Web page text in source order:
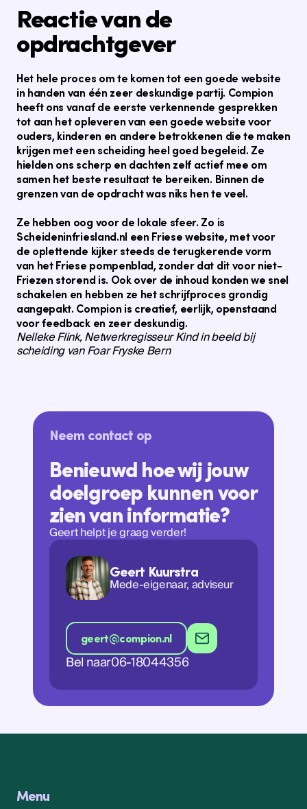
Reactie van de
opdrachtgever
Het hele proces om te komen tot een goede website
in handen van één zeer deskundige partij. Compion
heeft ons vanaf de eerste verkennende gesprekken
tot aan het opleveren van een goede website voor
ouders, kinderen en andere betrokkenen die te maken
krijgen met een scheiding heel goed begeleid. Ze
hielden ons scherp en dachten zelf actief mee om
samen het beste resultaat te bereiken. Binnen de
grenzen van de opdracht was niks hen te veel.
Ze hebben oog voor de lokale sfeer. Zo is
Scheideninfriesland.nl een Friese website, met voor
de oplettende kijker steeds de terugkerende vorm
van het Friese pompenblad, zonder dat dit voor niet-
Friezen storend is. Ook over de inhoud konden we snel
schakelen en hebben ze het schrijfproces grondig
aangepakt. Compion is creatief, eerlijk, openstaand
voor feedback en zeer deskundig.
Nelleke Flink, Netwerkregisseur Kind in beeld bij
scheiding van Foar Fryske Bern
Neem contact op
Benieuwd hoe wij jouw
doelgroep kunnen voor
zien van informatie?
Geert helpt je graag verder!
Geert Kuurstra
Mede-eigenaar, adviseur
geert@compion.nl
geert@compion.nl
Bel naar06-18044356
Menu